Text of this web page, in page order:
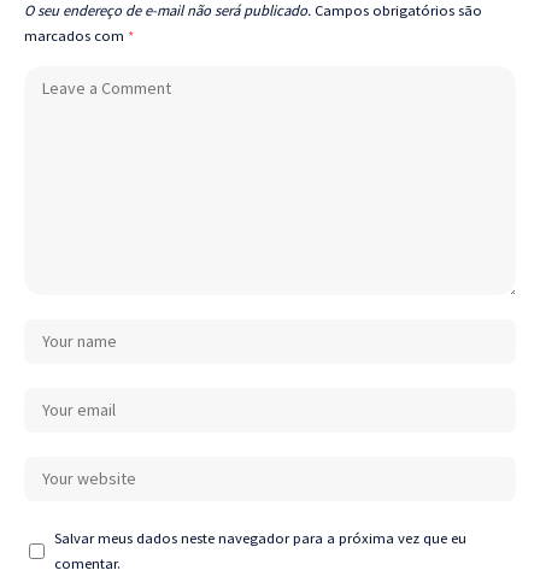
O seu endereço de e-mail não será publicado. Campos obrigatórios são
marcados com *
Salvar meus dados neste navegador para a próxima vez que eu
comentar.